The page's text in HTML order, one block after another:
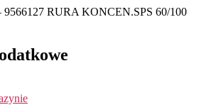
9566127 RURA KONCEN.SPS 60/100